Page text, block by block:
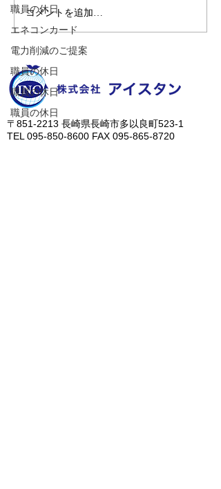
職員の休日
エネコンカード
電力削減のご提案
職員の休日
職員の休日
職員の休日
🍻住吉の夜は「さんかく
しかく」さんへ！
コメントを追加…
​〒851-2213 長崎県長崎市多以良町523-1
TEL095-850-8600 FAX 095-865-8720